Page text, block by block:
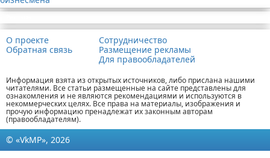
О проекте
Обратная связь
Сотрудничество
Размещение рекламы
Для правообладателей
Информация взята из открытых источников, либо прислана нашими
читателями. Все статьи размещенные на сайте представлены для
ознакомления и не являются рекомендациями и используются в
некоммерческих целях. Все права на материалы, изображения и
прочую информацию пренадлежат их законным авторам
(правообладателям).
© «VkMP», 2026